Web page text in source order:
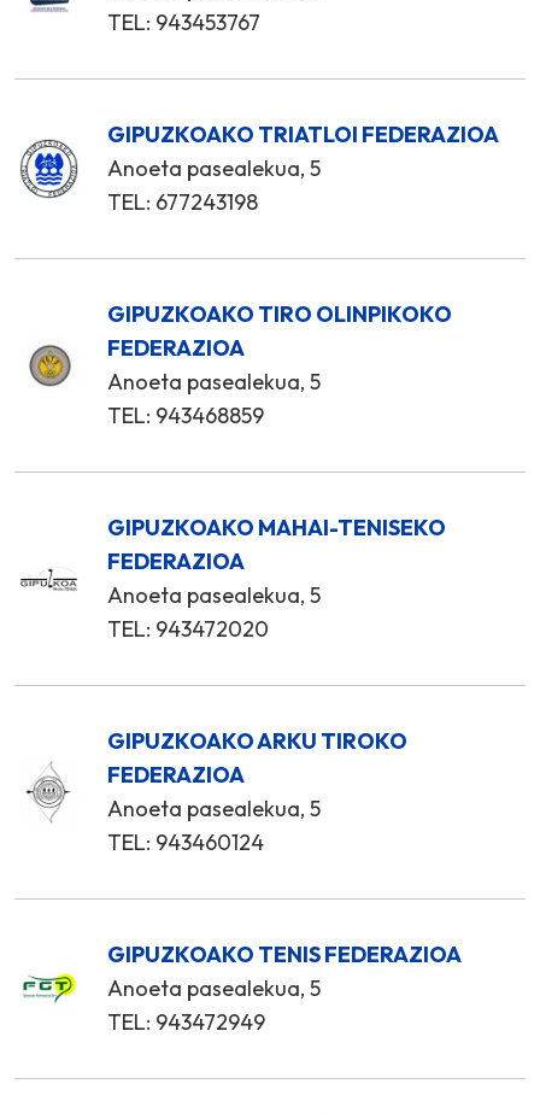
TEL: 943453767
GIPUZKOAKO TRIATLOI FEDERAZIOA
Anoeta pasealekua, 5
TEL: 677243198
GIPUZKOAKO TIRO OLINPIKOKO
FEDERAZIOA
Anoeta pasealekua, 5
TEL: 943468859
GIPUZKOAKO MAHAI-TENISEKO
FEDERAZIOA
Anoeta pasealekua, 5
TEL: 943472020
GIPUZKOAKO ARKU TIROKO
FEDERAZIOA
Anoeta pasealekua, 5
TEL: 943460124
GIPUZKOAKO TENIS FEDERAZIOA
Anoeta pasealekua, 5
TEL: 943472949